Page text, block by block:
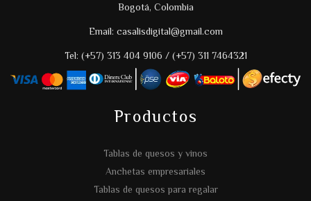
Bogotá, Colombia
Email: casalisdigital@gmail.com
Tel: (+57) 313 404 9106 / (+57) 311 7464321
Productos
Tablas de quesos y vinos
Anchetas empresariales
Tablas de quesos para regalar